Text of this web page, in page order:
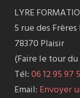
LYRE
5 rue des
78370 Plaisir
(Faire le tour
Tél:06 12 95 97
Email: Envoyer